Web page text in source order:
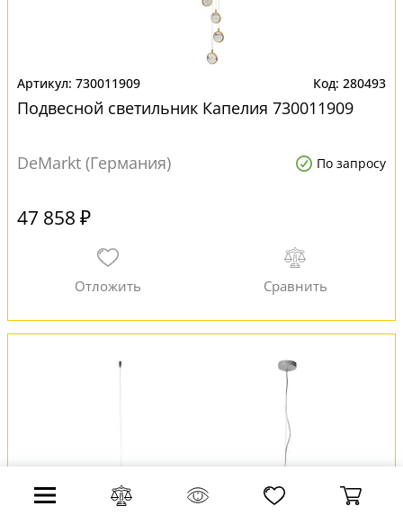
730011909 280493
Подвесной светильник Капелия 730011909
DeMarkt (Германия) По запросу
47 858 ₽